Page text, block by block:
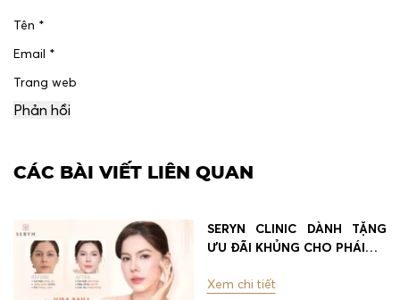
Tên *
Email *
Trang web
CÁC BÀI VIẾT LIÊN QUAN
SERYN CLINIC DÀNH TẶNG
ƯU ĐÃI KHỦNG CHO PHÁI…
Xem chi tiết